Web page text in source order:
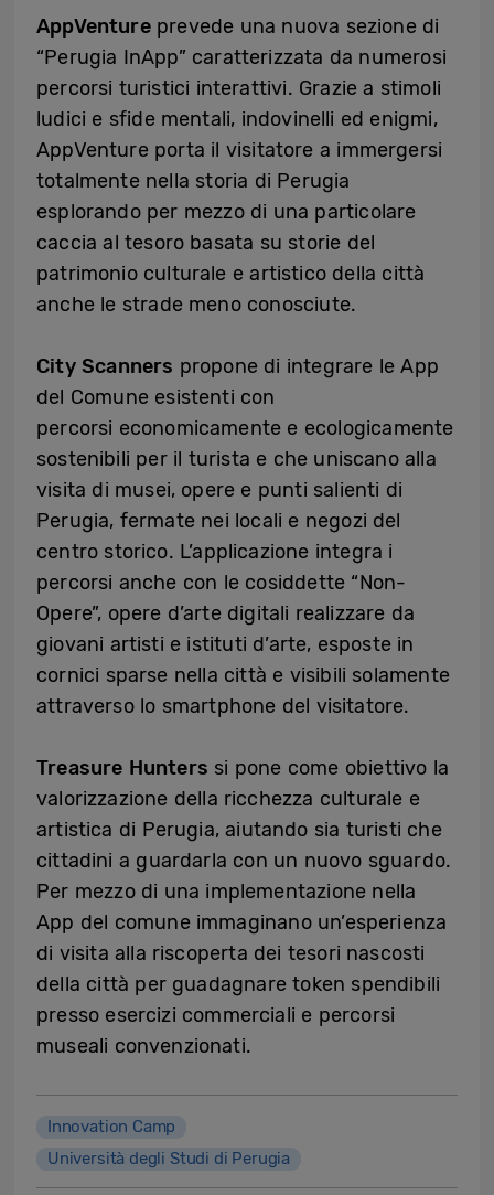
AppVentureprevede una nuova sezione di
“Perugia InApp” caratterizzata da numerosi
percorsi turistici interattivi. Grazie a stimoli
ludici e sfide mentali, indovinelli ed enigmi,
AppVenture porta il visitatore a immergersi
totalmente nella storia di Perugia
esplorando per mezzo di una particolare
caccia al tesoro basata su storie del
patrimonio culturale e artistico della città
anche le strade meno conosciute.
City Scanners propone di integrare le App
del Comune esistenti con
percorsi economicamente e ecologicamente
sostenibili per il turista e che uniscano alla
visita di musei, opere e punti salienti di
Perugia, fermate nei locali e negozi del
centro storico. L’applicazione integra i
percorsi anche con le cosiddette “Non-
Opere”, opere d’arte digitali realizzare da
giovani artisti e istituti d’arte, esposte in
cornici sparse nella città e visibili solamente
attraverso lo smartphone del visitatore.
Treasure Hunters si pone come obiettivo la
valorizzazione della ricchezza culturale e
artistica di Perugia, aiutando sia turisti che
cittadini a guardarla con un nuovo sguardo.
Per mezzo di una implementazione nella
App del comune immaginano un’esperienza
di visita alla riscoperta dei tesori nascosti
della città per guadagnare token spendibili
presso esercizi commerciali e percorsi
museali convenzionati.
Innovation Camp
Università degli Studi di Perugia